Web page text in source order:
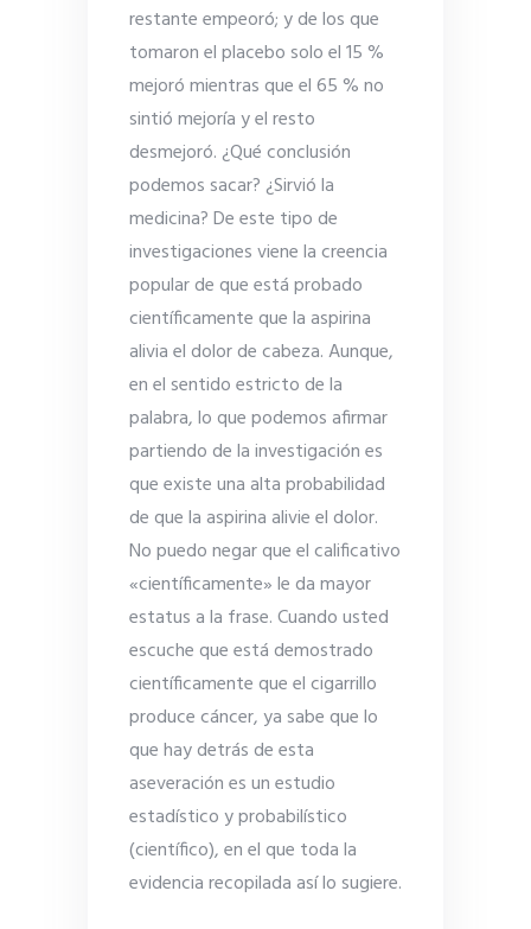
restante empeoró; y de los que
tomaron el placebo solo el 15 %
mejoró mientras que el 65 % no
sintió mejoría y el resto
desmejoró. ¿Qué conclusión
podemos sacar? ¿Sirvió la
medicina? De este tipo de
investigaciones viene la creencia
popular de que está probado
científicamente que la aspirina
alivia el dolor de cabeza. Aunque,
en el sentido estricto de la
palabra, lo que podemos afirmar
partiendo de la investigación es
que existe una alta probabilidad
de que la aspirina alivie el dolor.
No puedo negar que el calificativo
«científicamente» le da mayor
estatus a la frase. Cuando usted
escuche que está demostrado
científicamente que el cigarrillo
produce cáncer, ya sabe que lo
que hay detrás de esta
aseveración es un estudio
estadístico y probabilístico
(científico), en el que toda la
evidencia recopilada así lo sugiere.